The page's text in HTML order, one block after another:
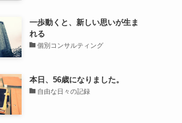
一歩動くと、新しい思いが生ま
れる
個別コンサルティング
本日、56歳になりました。
自由な日々の記録